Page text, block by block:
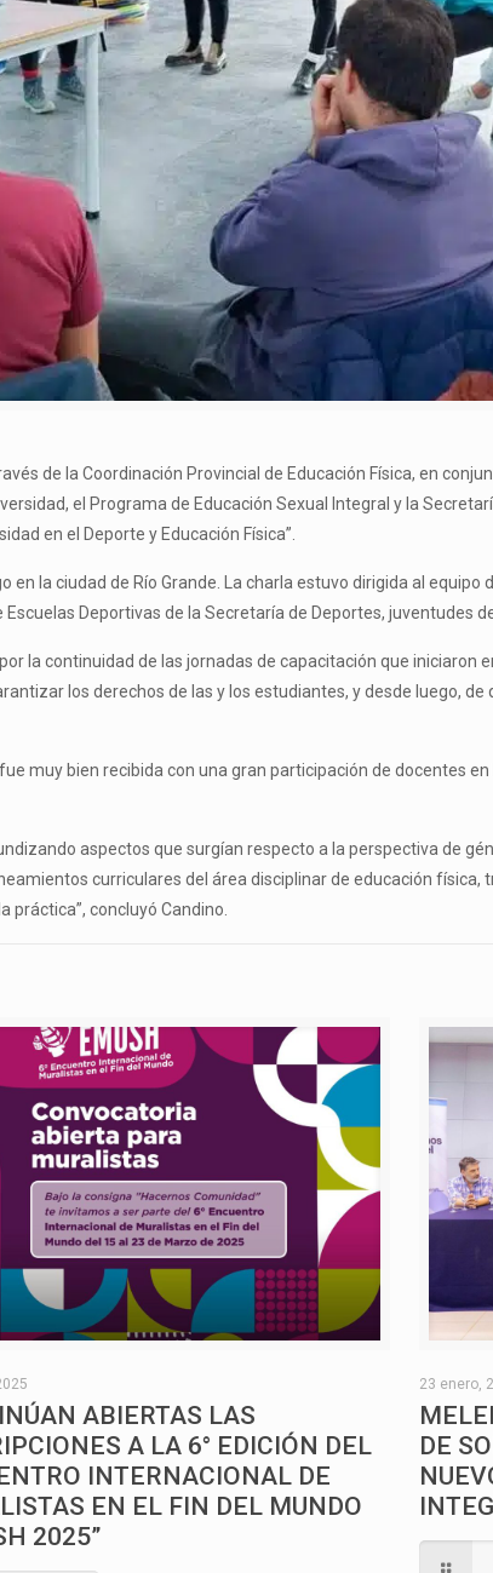
de la Coordinación Provincial de Educación Física, en
el Programa de Educación Sexual Integral y la
en el Deporte y Educación Física”.
la ciudad de Río Grande. La charla estuvo dirigida al equipo
Deportivas de la Secretaría de Deportes, juventudes
la continuidad de las jornadas de capacitación que iniciaron
los derechos de las y los estudiantes, y desde luego,
muy bien recibida con una gran participación de docentes
aspectos que surgían respecto a la perspectiva de
curriculares del área disciplinar de educación física,
concluyó Candino.
ABIERTAS LAS
A LA 6° EDICIÓN DEL
INTERNACIONAL DE
EN EL FIN DEL MUNDO
2025”
23 enero,
DE